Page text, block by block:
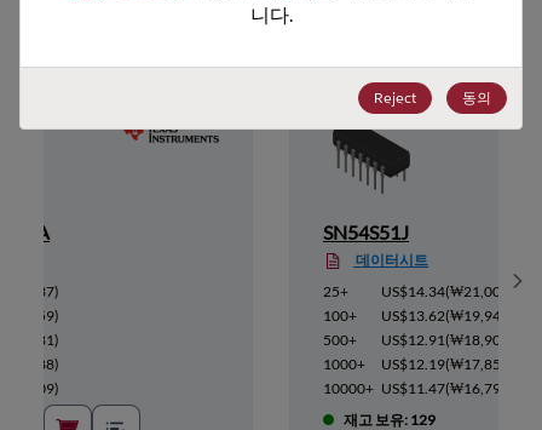
)
)
)
)
)
SN54S51J
데이터시트
25+
US$14.34(₩21,002
)
100+
US$13.62(₩19,948
500+
US$12.91(₩18,908
1000+
US$12.19(₩17,853
10000+ US$11.47(₩16,799
재고 보유: 129
니다.
Reject 동의